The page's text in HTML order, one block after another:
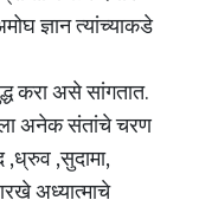
ज्ञान त्यांच्याकडे
करा असे सांगतात.
अनेक संतांचे चरण
,सुदामा,
अध्यात्माचे